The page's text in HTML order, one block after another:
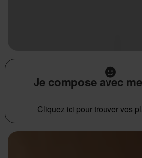
Je compose avec
Cliquez ici pour trouver vos